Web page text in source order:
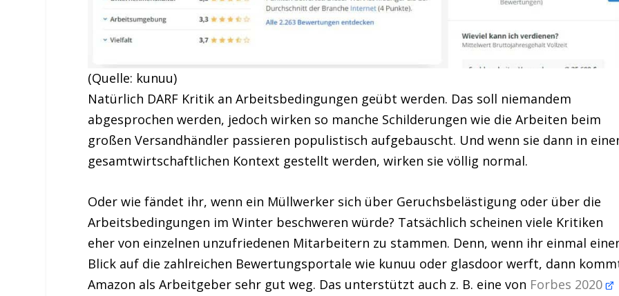
(Quelle: kunuu)
Natürlich DARF Kritik an Arbeitsbedingungen geübt werden. Das soll niemandem
abgesprochen werden, jedoch wirken so manche Schilderungen wie die Arbeiten beim
großen Versandhändler passieren populistisch aufgebauscht. Und wenn sie dann in
gesamtwirtschaftlichen Kontext gestellt werden, wirken sie völlig normal.
Oder wie fändet ihr, wenn ein Müllwerker sich über Geruchsbelästigung oder über die
Arbeitsbedingungen im Winter beschweren würde? Tatsächlich scheinen viele Kritiken
eher von einzelnen unzufriedenen Mitarbeitern zu stammen. Denn, wenn ihr einmal
Blick auf die zahlreichen Bewertungsportale wie kunuu oder glasdoor werft, dann
Amazon als Arbeitgeber sehr gut weg. Das unterstützt auch z. B. eine von Forbes 2020